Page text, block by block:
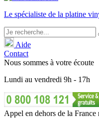
Le spécialiste de la platine
Aide
Contact
Nous sommes à votre écoute
Lundi au vendredi 9h - 17h
Appel en dehors de la